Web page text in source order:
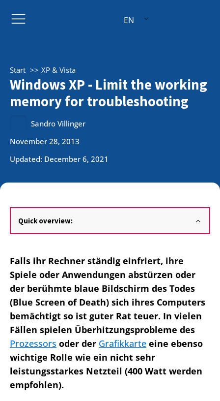
EN
Start XP & Vista
Windows XP - Limit the working
memory for troubleshooting
Sandro Villinger
November 28, 2013
Updated: December 6, 2021
Quick overview:
Falls ihr Rechner ständig einfriert, ihre
Spiele oder Anwendungen abstürzen oder
der berühmte blaue Bildschirm des Todes
(Blue Screen of Death) sich ihres Computers
bemächtigt so ist guter Rat teuer. In vielen
Fällen spielen Überhitzungsprobleme des
Prozessors oder der Grafikkarte eine ebenso
wichtige Rolle wie ein nicht sehr
leistungsstarkes Netzteil (400 Watt werden
empfohlen).